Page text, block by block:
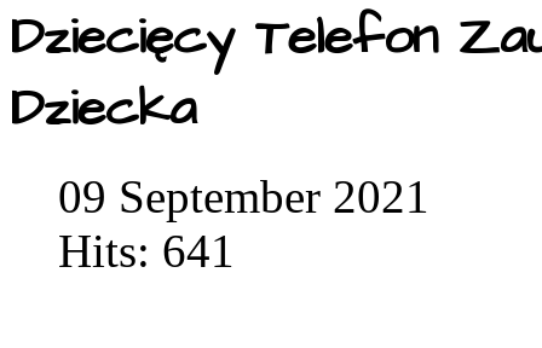
Dziecięcy Telefon
Dziecka
09 September 2021
Hits: 641